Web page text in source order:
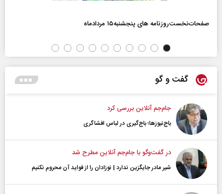
صفحات‌نخست‌روزنامه ها‌ی پنجشنبه‌۱۵ مردادماه
گفت و گو
جام‌جم آنلاین بررسی کرد
باج‌نیوزها؛ باج‌گیری در لباس افشاگری
در گفت‌و‌گو با جام‌جم آنلاین مطرح شد
شیر مادر جایگزین ندارد | نوزادان را از فواید آن محروم نکنیم